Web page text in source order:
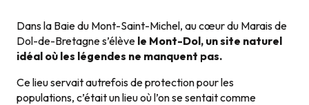
Dans la Baie du Mont-Saint-Michel, au cœur du Marais de
Dol-de-Bretagne s’élève le Mont-Dol, un site naturel
idéal où les légendes ne manquent pas.
Ce lieu servait autrefois de protection pour les
populations, c’était un lieu où l’on se sentait comme